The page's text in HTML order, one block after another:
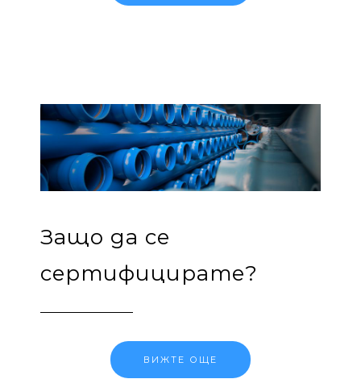
Защо да се
сертифицирате?
ВИЖТЕ ОЩЕ